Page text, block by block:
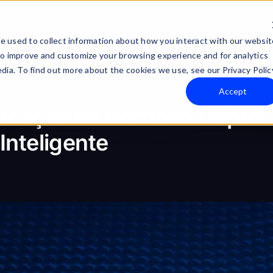
used to collect information about how you interact with our
and customize your browsing experience and for analytics
To find out more about the cookies we use, see our Privacy
Accept
Technology Company
de Portfólio Cripto: